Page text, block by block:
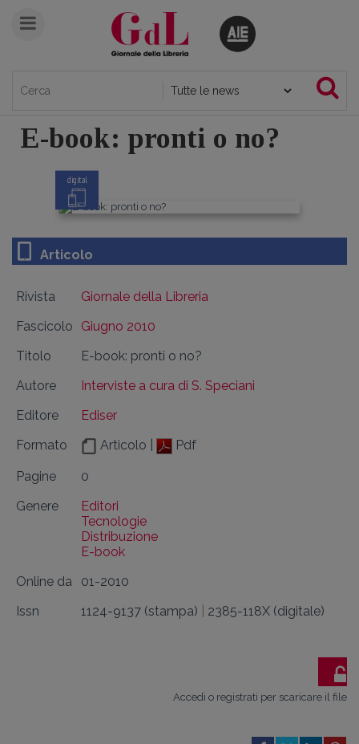
E-book: pronti o no?
digital
Articolo
Rivista
Giornale della Libreria
Fascicolo
Giugno 2010
Titolo
E-book: pronti o no?
Autore
Interviste a cura di S. Speciani
Editore
Ediser
Formato
Articolo | Pdf
Pagine
0
Genere
Editori
Tecnologie
Distribuzione
E-book
Online da
01-2010
Issn
1124-9137 (stampa) 2385-118X (digitale)
Accedi o registrati per scaricare il file